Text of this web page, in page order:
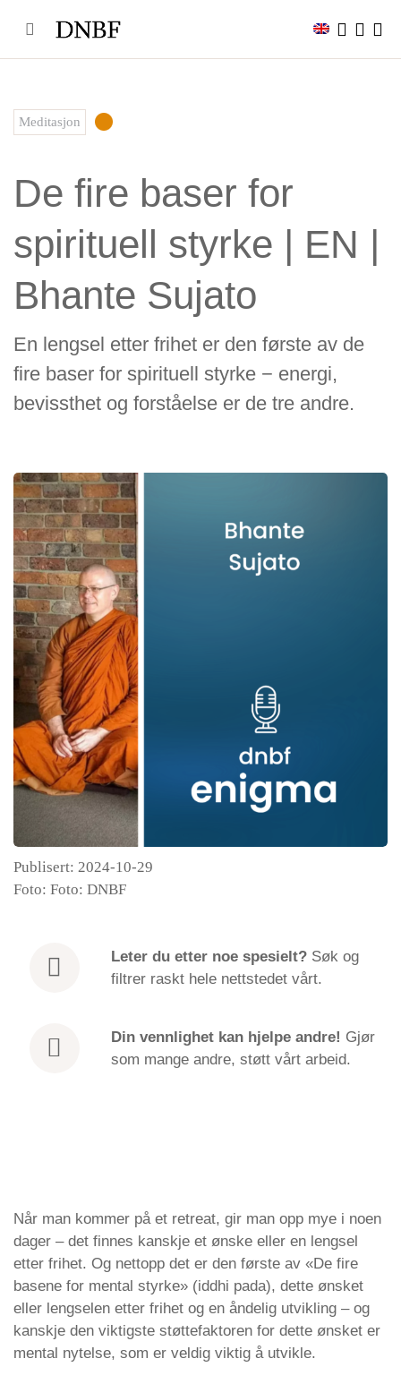
content
Meditasjon
De fire baser for
spirituell styrke | EN |
Bhante Sujato
En lengsel etter frihet er den første av de
fire baser for spirituell styrke − energi,
bevissthet og forståelse er de tre andre.
Publisert: 2024-10-29
Foto: Foto: DNBF
Leter du etternoe spesielt? Søk og
filtrer raskt hele nettstedet vårt.
Din vennlighet kan hjelpe andre! Gjør
som mange andre, støtt vårt arbeid.
Når man kommer på et retreat, gir man opp mye i noen
dager – det finnes kanskje et ønske eller en lengsel
etter frihet. Og nettopp det er den første av «De fire
basene for mental styrke» (iddhi pada), dette ønsket
eller lengselen etter frihet og en åndelig utvikling – og
kanskje den viktigste støttefaktoren for dette ønsket er
mental nytelse, som er veldig viktig å utvikle.